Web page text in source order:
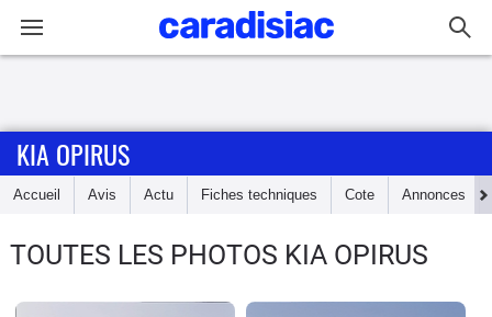
Accueil
Essais
KIA OPIRUS
Accueil Avis Actu Fiches techniques Cote Annonces
TOUTES LES PHOTOS KIA OPIRUS